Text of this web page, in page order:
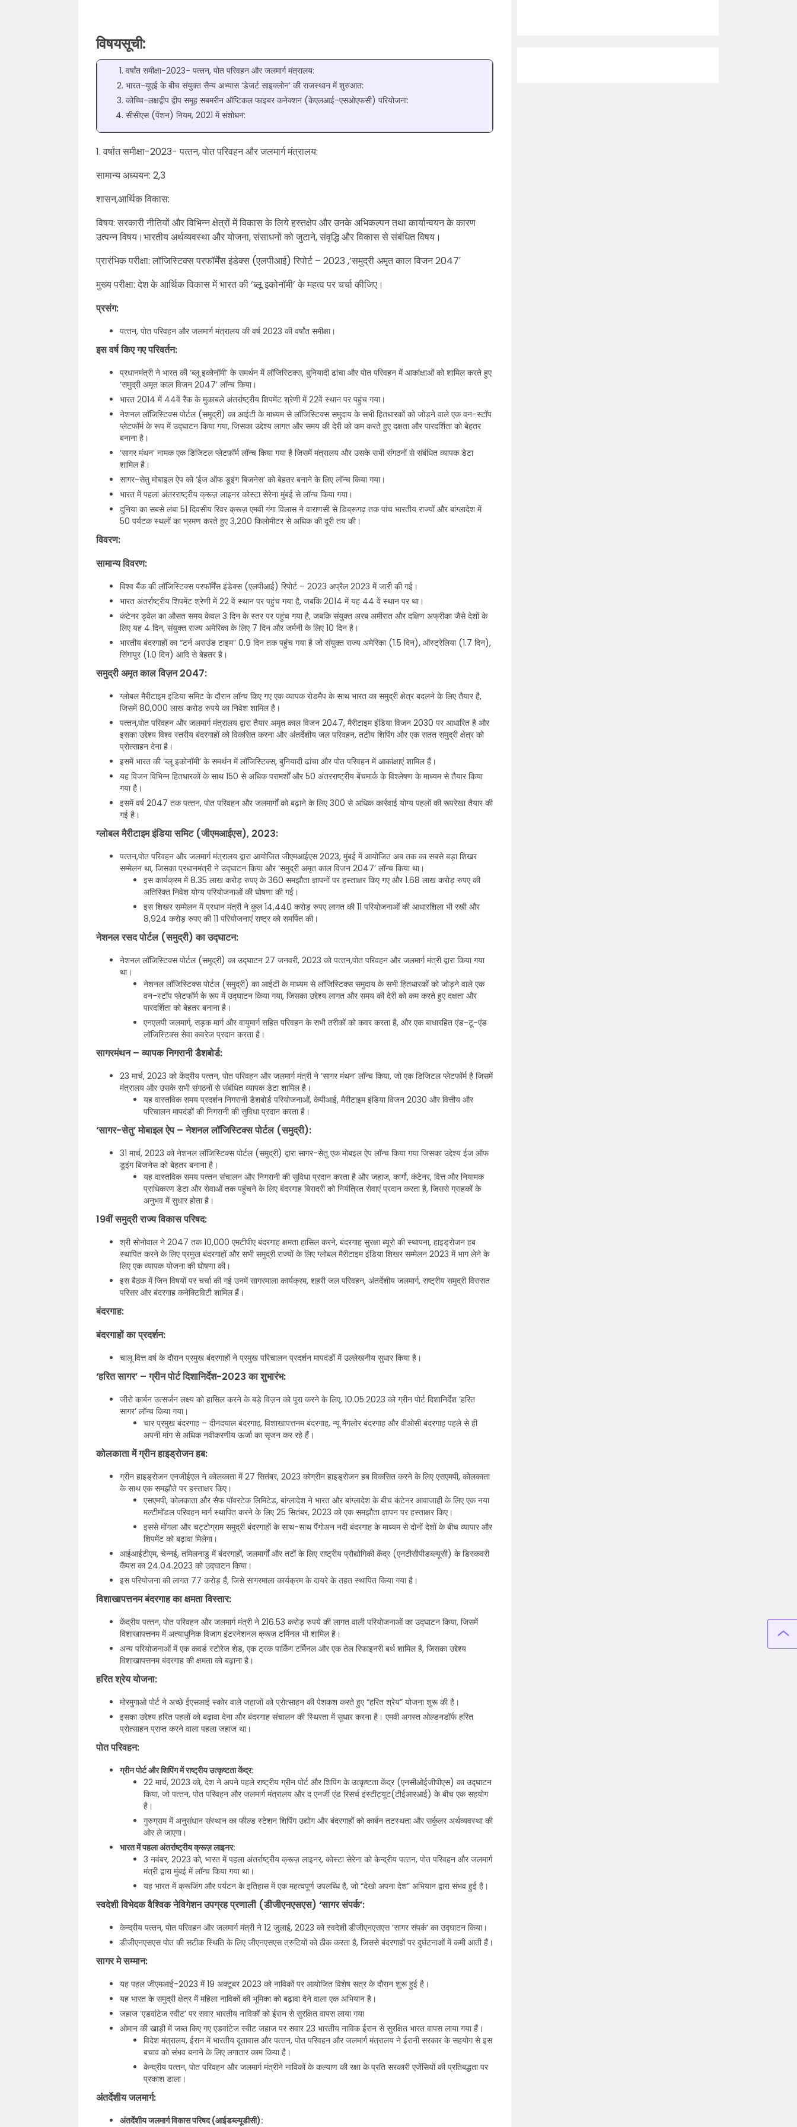
विषयसूची:
वर्षांत समीक्षा-2023- पत्‍तन, पोत परिवहन और जलमार्ग मंत्रालय:
भारत-यूएई के बीच संयुक्त सैन्य अभ्यास ‘डेजर्ट साइक्लोन’ की राजस्थान में शुरुआत:
कोच्चि-लक्षद्वीप द्वीप समूह सबमरीन ऑप्टिकल फाइबर कनेक्शन (केएलआई-एसओएफसी) परियोजना:
सीसीएस (पेंशन) नियम, 2021 में संशोधन:
1. वर्षांत समीक्षा-2023- पत्‍तन, पोत परिवहन और जलमार्ग मंत्रालय:
सामान्य अध्ययन: 2,3
शासन,आर्थिक विकास:
विषय: सरकारी नीतियों और विभिन्न क्षेत्रों में विकास के लिये हस्तक्षेप और उनके अभिकल्पन तथा कार्यान्वयन के कारण
उत्पन्न विषय।भारतीय अर्थव्यवस्था और योजना, संसाधनों को जुटाने, संवृद्धि और विकास से संबंधित विषय।
प्रारंभिक परीक्षा: लॉजिस्टिक्स परफॉर्मेंस इंडेक्स (एलपीआई) रिपोर्ट – 2023 ,’समुद्री अमृत काल विजन 2047′
मुख्य परीक्षा: देश के आर्थिक विकास में भारत की ‘ब्लू इकोनॉमी’ के महत्व पर चर्चा कीजिए।
प्रसंग:
पत्‍तन, पोत परिवहन और जलमार्ग मंत्रालय की वर्ष 2023 की वर्षांत समीक्षा।
इस वर्ष किए गए परिवर्तन:
प्रधानमंत्री ने भारत की ‘ब्लू इकोनॉमी’ के समर्थन में लॉजिस्टिक्स, बुनियादी ढांचा और पोत परिवहन में आकांक्षाओं को शामिल करते हुए
‘समुद्री अमृत काल विजन 2047’ लॉन्च किया।
भारत 2014 में 44वें रैंक के मुकाबले अंतर्राष्ट्रीय शिपमेंट श्रेणी में 22वें स्थान पर पहुंच गया।
नेशनल लॉजिस्टिक्स पोर्टल (समुद्री) का आईटी के माध्यम से लॉजिस्टिक्स समुदाय के सभी हितधारकों को जोड़ने वाले एक वन-स्टॉप
प्लेटफॉर्म के रूप में उद्घाटन किया गया, जिसका उद्देश्य लागत और समय की देरी को कम करते हुए दक्षता और पारदर्शिता को बेहतर
बनाना है।
‘सागर मंथन’ नामक एक डिजिटल प्लेटफॉर्म लॉन्च किया गया है जिसमें मंत्रालय और उसके सभी संगठनों से संबंधित व्यापक डेटा
शामिल है।
सागर-सेतु मोबाइल ऐप को ‘ईज ऑफ डूइंग बिजनेस’ को बेहतर बनाने के लिए लॉन्च किया गया।
भारत में पहला अंतरराष्ट्रीय क्रूज़ लाइनर कोस्टा सेरेना मुंबई से लॉन्च किया गया।
दुनिया का सबसे लंबा 51 दिवसीय रिवर क्रूज़ एमवी गंगा विलास ने वाराणसी से डिब्रूगढ़ तक पांच भारतीय राज्यों और बांग्लादेश में
50 पर्यटक स्‍थलों का भ्रमण करते हुए 3,200 किलोमीटर से अधिक की दूरी तय की।
विवरण:
सामान्य विवरण:
विश्व बैंक की लॉजिस्टिक्स परफॉर्मेंस इंडेक्स (एलपीआई) रिपोर्ट – 2023 अप्रैल 2023 में जारी की गई।
भारत अंतर्राष्ट्रीय शिपमेंट श्रेणी में 22 वें स्थान पर पहुंच गया है, जबकि 2014 में यह 44 वें स्थान पर था।
कंटेनर ड्वेल का औसत समय केवल 3 दिन के स्तर पर पहुंच गया है, जबकि संयुक्त अरब अमीरात और दक्षिण अफ्रीका जैसे देशों के
लिए यह 4 दिन, संयुक्त राज्य अमेरिका के लिए 7 दिन और जर्मनी के लिए 10 दिन है।
भारतीय बंदरगाहों का “टर्न अराउंड टाइम” 0.9 दिन तक पहुंच गया है जो संयुक्त राज्य अमेरिका (1.5 दिन), ऑस्ट्रेलिया (1.7 दिन),
सिंगापुर (1.0 दिन) आदि से बेहतर है।
समुद्री अमृत काल विज़न 2047:
ग्लोबल मैरीटाइम इंडिया समिट के दौरान लॉन्च किए गए एक व्यापक रोडमैप के साथ भारत का समुद्री क्षेत्र बदलने के लिए तैयार है,
जिसमें 80,000 लाख करोड़ रुपये का निवेश शामिल है।
पत्‍तन,पोत परिवहन और जलमार्ग मंत्रालय द्वारा तैयार अमृत काल विजन 2047, मैरीटाइम इंडिया विजन 2030 पर आधारित है और
इसका उद्देश्य विश्व स्तरीय बंदरगाहों को विकसित करना और अंतर्देशीय जल परिवहन, तटीय शिपिंग और एक सतत समुद्री क्षेत्र को
प्रोत्‍साहन देना है।
इसमें भारत की ‘ब्लू इकोनॉमी’ के समर्थन में लॉजिस्टिक्स, बुनियादी ढांचा और पोत परिवहन में आकांक्षाएं शामिल हैं।
यह विजन विभिन्न हितधारकों के साथ 150 से अधिक परामर्शों और 50 अंतरराष्ट्रीय बेंचमार्क के विश्लेषण के माध्यम से तैयार किया
गया है।
इसमें वर्ष 2047 तक पत्‍तन, पोत परिवहन और जलमार्गों को बढ़ाने के लिए 300 से अधिक कार्रवाई योग्य पहलों की रूपरेखा तैयार की
गई है।
ग्लोबल मैरीटाइम इंडिया समिट (जीएमआईएस), 2023:
पत्‍तन,पोत परिवहन और जलमार्ग मंत्रालय द्वारा आयोजित जीएमआईएस 2023, मुंबई में आयोजित अब तक का सबसे बड़ा शिखर
सम्मेलन था, जिसका प्रधानमंत्री ने उद्घाटन किया और ‘समुद्री अमृत काल विजन 2047’ लॉन्च किया था।
इस कार्यक्रम में 8.35 लाख करोड़ रुपए के 360 समझौता ज्ञापनों पर हस्ताक्षर किए गए और 1.68 लाख करोड़ रुपए की
अतिरिक्त निवेश योग्य परियोजनाओं की घोषणा की गई।
इस शिखर सम्मेलन में प्रधान मंत्री ने कुल 14,440 करोड़ रुपए लागत की 11 परियोजनाओं की आधारशिला भी रखी और
8,924 करोड़ रुपए की 11 परियोजनाएं राष्ट्र को समर्पित की।
नेशनल रसद पोर्टल (समुद्री) का उद्घाटन:
नेशनल लॉजिस्टिक्स पोर्टल (समुद्री) का उद्घाटन 27 जनवरी, 2023 को पत्‍तन,पोत परिवहन और जलमार्ग मंत्री द्वारा किया गया
था।
नेशनल लॉजिस्टिक्स पोर्टल (समुद्री) का आईटी के माध्यम से लॉजिस्टिक्स समुदाय के सभी हितधारकों को जोड़ने वाले एक
वन-स्टॉप प्लेटफॉर्म के रूप में उद्घाटन किया गया, जिसका उद्देश्य लागत और समय की देरी को कम करते हुए दक्षता और
पारदर्शिता को बेहतर बनाना है।
एनएलपी जलमार्ग, सड़क मार्ग और वायुमार्ग सहित परिवहन के सभी तरीकों को कवर करता है, और एक बाधारहित एंड-टू-एंड
लॉजिस्टिक्स सेवा कवरेज प्रदान करता है।
सागरमंथन – व्यापक निगरानी डैशबोर्ड:
23 मार्च, 2023 को केंद्रीय पत्‍तन, पोत परिवहन और जलमार्ग मंत्री ने ‘सागर मंथन’ लॉन्च किया, जो एक डिजिटल प्लेटफॉर्म है जिसमें
मंत्रालय और उसके सभी संगठनों से संबंधित व्यापक डेटा शामिल है।
यह वास्तविक समय प्रदर्शन निगरानी डैशबोर्ड परियोजनाओं, केपीआई, मैरीटाइम इंडिया विजन 2030 और वित्तीय और
परिचालन मापदंडों की निगरानी की सुविधा प्रदान करता है।
‘सागर-सेतु’ मोबाइल ऐप – नेशनल लॉजिस्टिक्स पोर्टल (समुद्री):
31 मार्च, 2023 को नेशनल लॉजिस्टिक्स पोर्टल (समुद्री) द्वारा सागर-सेतु एक मोबइल ऐप लॉन्च किया गया जिसका उद्देश्य ईज ऑफ
डूइंग बिजनेस को बेहतर बनाना है।
यह वास्तविक समय पत्‍तन संचालन और निगरानी की सुविधा प्रदान करता है और जहाज, कार्गो, कंटेनर, वित्त और नियामक
प्राधिकरण डेटा और सेवाओं तक पहुंचने के लिए बंदरगाह बिरादरी को नियंत्रित सेवाएं प्रदान करता है, जिससे ग्राहकों के
अनुभव में सुधार होता है।
19वीं समुद्री राज्य विकास परिषद:
श्री सोनोवाल ने 2047 तक 10,000 एमटीपीए बंदरगाह क्षमता हासिल करने, बंदरगाह सुरक्षा ब्यूरो की स्थापना, हाइड्रोजन हब
स्थापित करने के लिए प्रमुख बंदरगाहों और सभी समुद्री राज्यों के लिए ग्लोबल मैरीटाइम इंडिया शिखर सम्मेलन 2023 में भाग लेने के
लिए एक व्यापक योजना की घोषणा की।
इस बैठक में जिन विषयों पर चर्चा की गई उनमें सागरमाला कार्यक्रम, शहरी जल परिवहन, अंतर्देशीय जलमार्ग, राष्ट्रीय समुद्री विरासत
परिसर और बंदरगाह कनेक्टिविटी शामिल हैं।
बंदरगाह:
बंदरगाहों का प्रदर्शन:
चालू वित्त वर्ष के दौरान प्रमुख बंदरगाहों ने प्रमुख परिचालन प्रदर्शन मापदंडों में उल्लेखनीय सुधार किया है।
‘हरित सागर’ – ग्रीन पोर्ट दिशानिर्देश-2023 का शुभारंभ:
जीरो कार्बन उत्सर्जन लक्ष्य को हासिल करने के बड़े विज़न को पूरा करने के लिए, 10.05.2023 को ग्रीन पोर्ट दिशानिर्देश ‘हरित
सागर’ लॉन्च किया गया।
चार प्रमुख बंदरगाह – दीनदयाल बंदरगाह, विशाखापत्तनम बंदरगाह, न्यू मैंगलोर बंदरगाह और वीओसी बंदरगाह पहले से ही
अपनी मांग से अधिक नवीकरणीय ऊर्जा का सृजन कर रहे हैं।
कोलकाता में ग्रीन हाइड्रोजन हब:
ग्रीन हाइड्रोजन एनजीईएल ने कोलकाता में 27 सितंबर, 2023 कोग्रीन हाइड्रोजन हब विकसित करने के लिए एसएमपी, कोलकाता
के साथ एक समझौते पर हस्ताक्षर किए।
एसएमपी, कोलकाता और सैफ पॉवरटेक लिमिटेड, बांग्लादेश ने भारत और बांग्लादेश के बीच कंटेनर आवाजाही के लिए एक नया
मल्टीमॉडल परिवहन मार्ग स्थापित करने के लिए 25 सितंबर, 2023 को एक समझौता ज्ञापन पर हस्ताक्षर किए।
इससे मोंगला और चट्टोग्राम समुद्री बंदरगाहों के साथ-साथ पैंगोअन नदी बंदरगाह के माध्यम से दोनों देशों के बीच व्यापार और
शिपमेंट को बढ़ावा मिलेगा।
आईआईटीएम, चेन्नई, तमिलनाडु में बंदरगाहों, जलमार्गों और तटों के लिए राष्ट्रीय प्रौद्योगिकी केंद्र (एनटीसीपीडब्ल्यूसी) के डिस्कवरी
कैंपस का 24.04.2023 को उद्घाटन किया।
इस परियोजना की लागत 77 करोड़ हैं, जिसे सागरमाला कार्यक्रम के दायरे के तहत स्‍थापित किया गया है।
विशाखापत्तनम बंदरगाह का क्षमता विस्तार:
केंद्रीय पत्‍तन, पोत परिवहन और जलमार्ग मंत्री ने 216.53 करोड़ रुपये की लागत वाली परियोजनाओं का उद्घाटन किया, जिसमें
विशाखापत्तनम में अत्याधुनिक विजाग इंटरनेशनल क्रूज़ टर्मिनल भी शामिल है।
अन्य परियोजनाओं में एक कवर्ड स्टोरेज शेड, एक ट्रक पार्किंग टर्मिनल और एक तेल रिफाइनरी बर्थ शामिल है, जिसका उद्देश्य
विशाखापत्तनम बंदरगाह की क्षमता को बढ़ाना है।
हरित श्रेय योजना:
मोरमुगाओ पोर्ट ने अच्छे ईएसआई स्कोर वाले जहाजों को प्रोत्साहन की पेशकश करते हुए “हरित श्रेय” योजना शुरू की है।
इसका उद्देश्य हरित पहलों को बढ़ावा देना और बंदरगाह संचालन की स्थिरता में सुधार करना है। एमवी अगस्त ओल्डनडॉर्फ हरित
प्रोत्साहन प्राप्त करने वाला पहला जहाज था।
पोत परिवहन:
ग्रीन पोर्ट और शिपिंग में राष्ट्रीय उत्कृष्टता केंद्र:
22 मार्च, 2023 को, देश ने अपने पहले राष्ट्रीय ग्रीन पोर्ट और शिपिंग के उत्कृष्टता केंद्र (एनसीओईजीपीएस) का उद्घाटन
किया, जो पत्‍तन, पोत परिवहन और जलमार्ग मंत्रालय और द एनर्जी एंड रिसर्च इंस्टीट्यूट(टीईआरआई) के बीच एक सहयोग
है।
गुरुग्राम में अनुसंधान संस्थान का फील्ड स्टेशन शिपिंग उद्योग और बंदरगाहों को कार्बन तटस्थता और सर्कुलर अर्थव्यवस्था की
ओर ले जाएगा।
भारत में पहला अंतर्राष्ट्रीय क्रूज़ लाइनर:
3 नवंबर, 2023 को, भारत में पहला अंतर्राष्ट्रीय क्रूज़ लाइनर, कोस्टा सेरेना को केन्‍द्रीय पत्‍तन, पोत परिवहन और जलमार्ग
मंत्री द्वारा मुंबई में लॉन्च किया गया था।
यह भारत में क्रूजिंग और पर्यटन के इतिहास में एक महत्वपूर्ण उपलब्धि है, जो “देखो अपना देश” अभियान द्वारा संभव हुई है।
स्वदेशी विभेदक वैश्विक नेविगेशन उपग्रह प्रणाली (डीजीएनएसएस) ‘सागर संपर्क’:
केन्‍द्रीय पत्‍तन, पोत परिवहन और जलमार्ग मंत्री ने 12 जुलाई, 2023 को स्वदेशी डीजीएनएसएस ‘सागर संपर्क’ का उद्घाटन किया।
डीजीएनएसएस पोत की सटीक स्थिति के लिए जीएनएसएस त्रुटियों को ठीक करता है, जिससे बंदरगाहों पर दुर्घटनाओं में कमी आती हैं।
सागर मे सम्मान:
यह पहल जीएमआई-2023 में 19 अक्टूबर 2023 को नाविकों पर आयोजित विशेष सत्र के दौरान शुरू हुई है।
यह भारत के समुद्री क्षेत्र में महिला नाविकों की भूमिका को बढ़ावा देने वाला एक अभियान है।
जहाज ‘एडवांटेज स्वीट’ पर सवार भारतीय नाविकों को ईरान से सुरक्षित वापस लाया गया
ओमान की खाड़ी में जब्त किए गए एडवांटेज स्वीट जहाज पर सवार 23 भारतीय नाविक ईरान से सुरक्षित भारत वापस लाया गया हैं।
विदेश मंत्रालय, ईरान में भारतीय दूतावास और पत्‍तन, पोत परिवहन और जलमार्ग मंत्रालय ने ईरानी सरकार के सहयोग से इस
बचाव को संभव बनाने के लिए लगातार काम किया है।
केन्‍द्रीय पत्‍तन, पोत परिवहन और जलमार्ग मंत्रीने नाविकों के कल्याण की रक्षा के प्रति सरकारी एजेंसियों की प्रतिबद्धता पर
प्रकाश डाला।
अंतर्देशीय जलमार्ग:
अंतर्देशीय जलमार्ग विकास परिषद (आईडब्ल्यूडीसी):